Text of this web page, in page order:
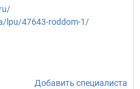
lpu/47643-roddom-1/
Добавить специалиста